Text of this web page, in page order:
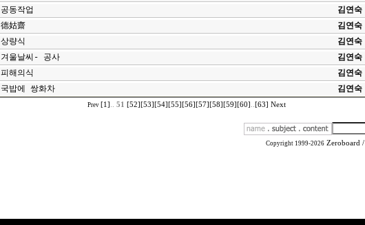
공동작업 김연숙
德姑齋 김연숙
상량식 김연숙
겨울날씨- 공사 김연숙
피해의식 김연숙
국밥에 쌍화차 김연숙
Prev [1] 51 [52] [53] [54] [55] [56] [57] [58] [59] [60] [63] Next
Copyright 1999-2026 Zeroboard